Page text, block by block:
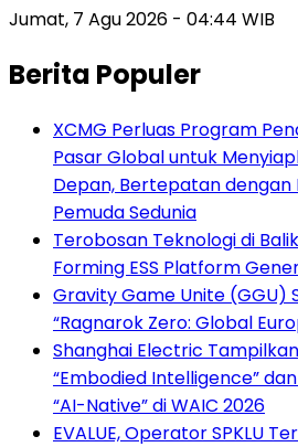
Jumat, 7 Agu 2026 - 04:44 WIB
Berita Populer
XCMG Perluas Program
Pasar Global untuk
Depan, Bertepatan
Pemuda Sedunia
Terobosan Teknologi di
Forming ESS Platform
Gravity Game Unite (GGU)
“Ragnarok Zero: Global
Shanghai Electric
“Embodied Intelligence”
“AI-Native” di WAIC 2026
EVALUE, Operator SPKLU